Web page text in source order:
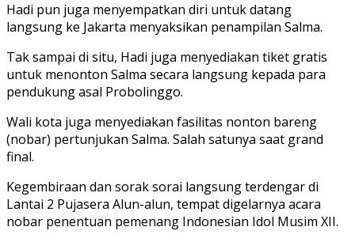
Hadi pun juga menyempatkan diri untuk datang
langsung ke Jakarta menyaksikan penampilan Salma.
Tak sampai di situ, Hadi juga menyediakan tiket gratis
untuk menonton Salma secara langsung kepada para
pendukung asal Probolinggo.
Wali kota juga menyediakan fasilitas nonton bareng
(nobar) pertunjukan Salma. Salah satunya saat grand
final.
Kegembiraan dan sorak sorai langsung terdengar di
Lantai 2 Pujasera Alun-alun, tempat digelarnya acara
nobar penentuan pemenang Indonesian Idol Musim XII.